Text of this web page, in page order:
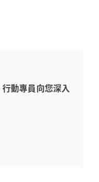
動專員向您深入